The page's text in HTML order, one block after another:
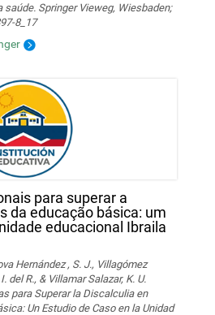
saúde. Springer Vieweg, Wiesbaden;
8_17
para superar a
da educação básica: um
educacional Ibraila
Hernández , S. J., Villagómez
del R., & Villamar Salazar, K. U.
para Superar la Discalculia en
Un Estudio de Caso en la Unidad